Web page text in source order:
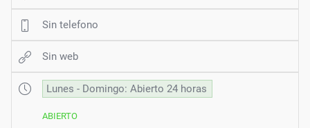
Sin telefono
Sin web
Lunes - Domingo: Abierto 24 horas
ABIERTO